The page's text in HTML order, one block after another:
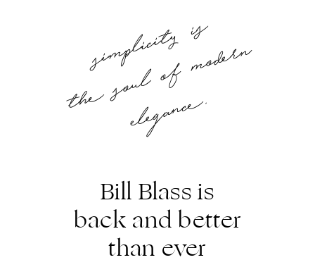
simplicity is
the soul of modern
elegance.
Bill Blass is
back and better
than ever